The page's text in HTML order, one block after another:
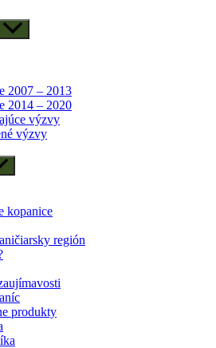
2007 – 2013
2014 – 2020
výzvy
výzvy
kopanice
región
produkty